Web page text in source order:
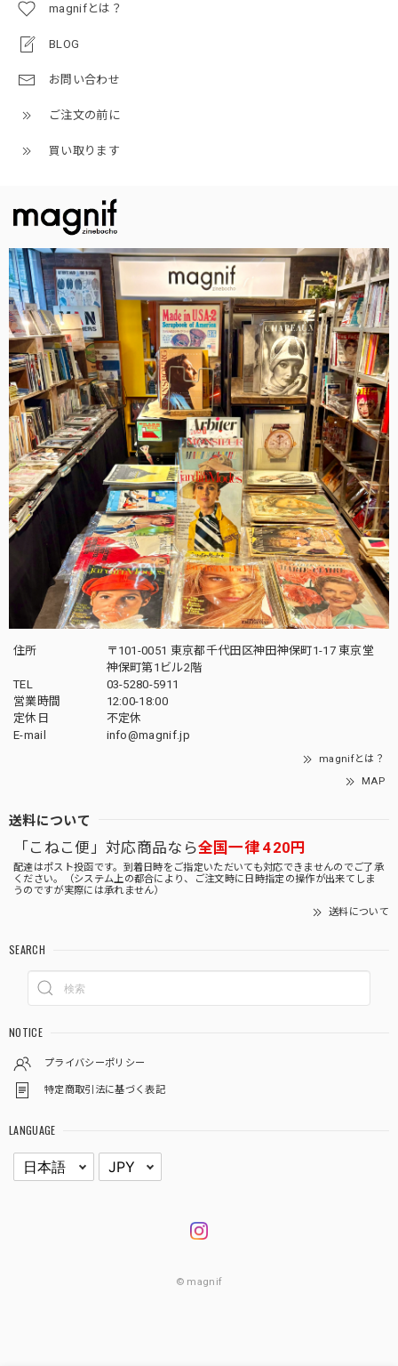
magnifとは？
BLOG
お問い合わせ
ご注文の前に
買い取ります
住所
〒101-0051 東京都千代田区神田神保町1-17 東京堂
神保町第1ビル2階
TEL
03-5280-5911
営業時間
12:00-18:00
定休日
不定休
E-mail
info@magnif.jp
magnifとは？
MAP
送料について
「こねこ便」対応商品なら全国一律 420円
配達はポスト投函です。到着日時をご指定いただいても対応できませんのでご了承
ください。（システム上の都合により、ご注文時に日時指定の操作が出来てしま
うのですが実際には承れません）
送料について
SEARCH
NOTICE
プライバシーポリシー
特定商取引法に基づく表記
LANGUAGE
© magnif